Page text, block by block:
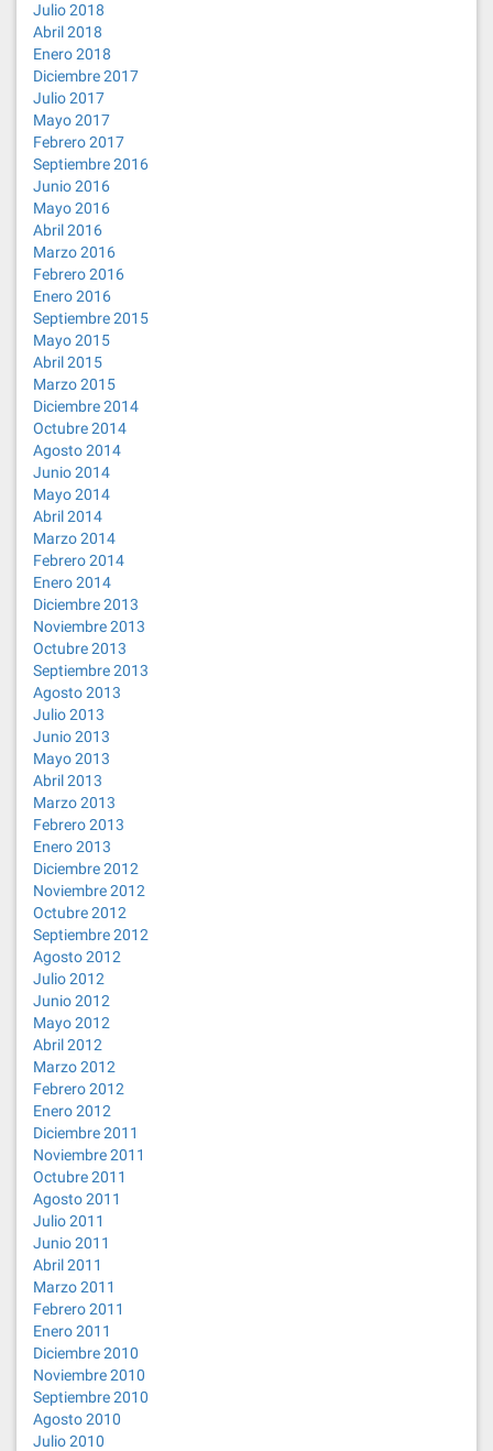
Julio 2018
Abril 2018
Enero 2018
Diciembre 2017
Julio 2017
Mayo 2017
Febrero 2017
Septiembre 2016
Junio 2016
Mayo 2016
Abril 2016
Marzo 2016
Febrero 2016
Enero 2016
Septiembre 2015
Mayo 2015
Abril 2015
Marzo 2015
Diciembre 2014
Octubre 2014
Agosto 2014
Junio 2014
Mayo 2014
Abril 2014
Marzo 2014
Febrero 2014
Enero 2014
Diciembre 2013
Noviembre 2013
Octubre 2013
Septiembre 2013
Agosto 2013
Julio 2013
Junio 2013
Mayo 2013
Abril 2013
Marzo 2013
Febrero 2013
Enero 2013
Diciembre 2012
Noviembre 2012
Octubre 2012
Septiembre 2012
Agosto 2012
Julio 2012
Junio 2012
Mayo 2012
Abril 2012
Marzo 2012
Febrero 2012
Enero 2012
Diciembre 2011
Noviembre 2011
Octubre 2011
Agosto 2011
Julio 2011
Junio 2011
Abril 2011
Marzo 2011
Febrero 2011
Enero 2011
Diciembre 2010
Noviembre 2010
Septiembre 2010
Agosto 2010
Julio 2010